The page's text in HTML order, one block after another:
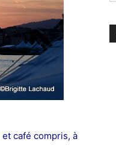
et café compris, à